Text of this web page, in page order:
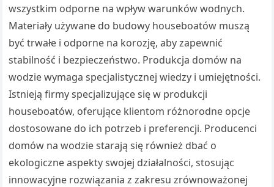
wszystkim odporne na wpływ warunków wodnych.
Materiały używane do budowy houseboatów muszą
być trwałe i odporne na korozję, aby zapewnić
stabilność i bezpieczeństwo. Produkcja domów na
wodzie wymaga specjalistycznej wiedzy i umiejętności.
Istnieją firmy specjalizujące się w produkcji
houseboatów, oferujące klientom różnorodne opcje
dostosowane do ich potrzeb i preferencji. Producenci
domów na wodzie starają się również dbać o
ekologiczne aspekty swojej działalności, stosując
innowacyjne rozwiązania z zakresu zrównoważonej